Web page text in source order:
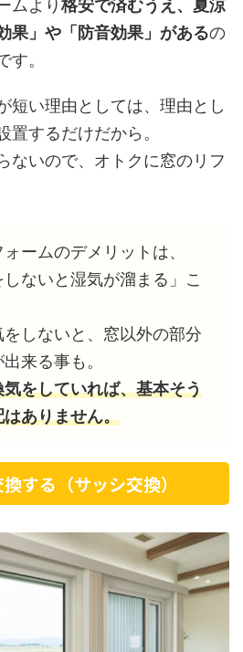
ムより格安で済むうえ、夏涼
果」や「防音効果」があるの
す。
短い理由としては、理由とし
置するだけだから。
ないので、オトクに窓のリフ
ームのデメリットは、
しないと湿気が溜まる」こ
しないと、窓以外の部分
来る事も。
気をしていれば、基本そう
はありません。
する（サッシ交換）